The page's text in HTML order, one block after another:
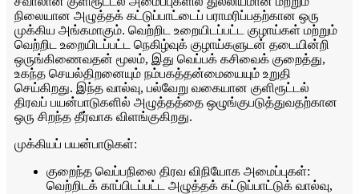
நிலையான அழுத்தக் கட்டுப்பாட்டைப் பராமரிப்பதற்கான ஒரு
முக்கிய அங்கமாகும். வெற்றிட உறையிடப்பட்ட குழாய்கள் மற்றும்
வெற்றிட உறையிடப்பட்ட நெகிழ்வுக் குழாய்களுடன் தடையின்றி
ஒருங்கிணைவதன் மூலம், இது வெப்பக் கசிவைக் குறைத்து,
உகந்த செயல்திறனையும் நம்பகத்தன்மையையும் உறுதி
செய்கிறது. இந்த வால்வு, பல்வேறு வகையான குளிரூட்டல்
திரவப் பயன்பாடுகளில் அழுத்தத்தை ஒழுங்குபடுத்துவதற்கான
ஒரு சிறந்த தீர்வாக விளங்குகிறது.
முக்கியப் பயன்பாடுகள்:
குறைந்த வெப்பநிலை திரவ விநியோக அமைப்புகள்:
வெற்றிடக் காப்பிடப்பட்ட அழுத்தக் கட்டுப்பாட்டுக் வால்வு,